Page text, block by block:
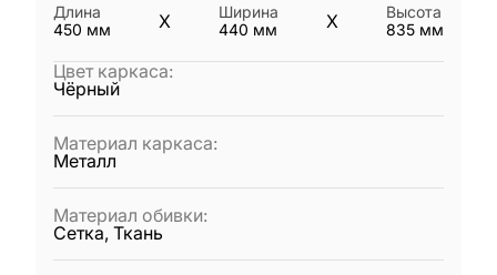
Длина
450 мм X
Ширина
440 мм X
Высота
835 мм
Цвет каркаса:
Чёрный
Материал каркаса:
Металл
Материал обивки:
Сетка, Ткань